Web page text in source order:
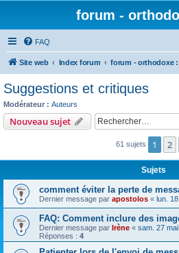
forum -
FAQ
Site web Index forum
Suggestions et critiques
Modérateur : Auteurs
Nouveau sujet
61 sujets 1 2
Sujets
comment éviter la perte de
Dernier message par apostolos « lun.
FAQ: Comment inclure des
Dernier message par Irène « sam. 27
Réponses : 4